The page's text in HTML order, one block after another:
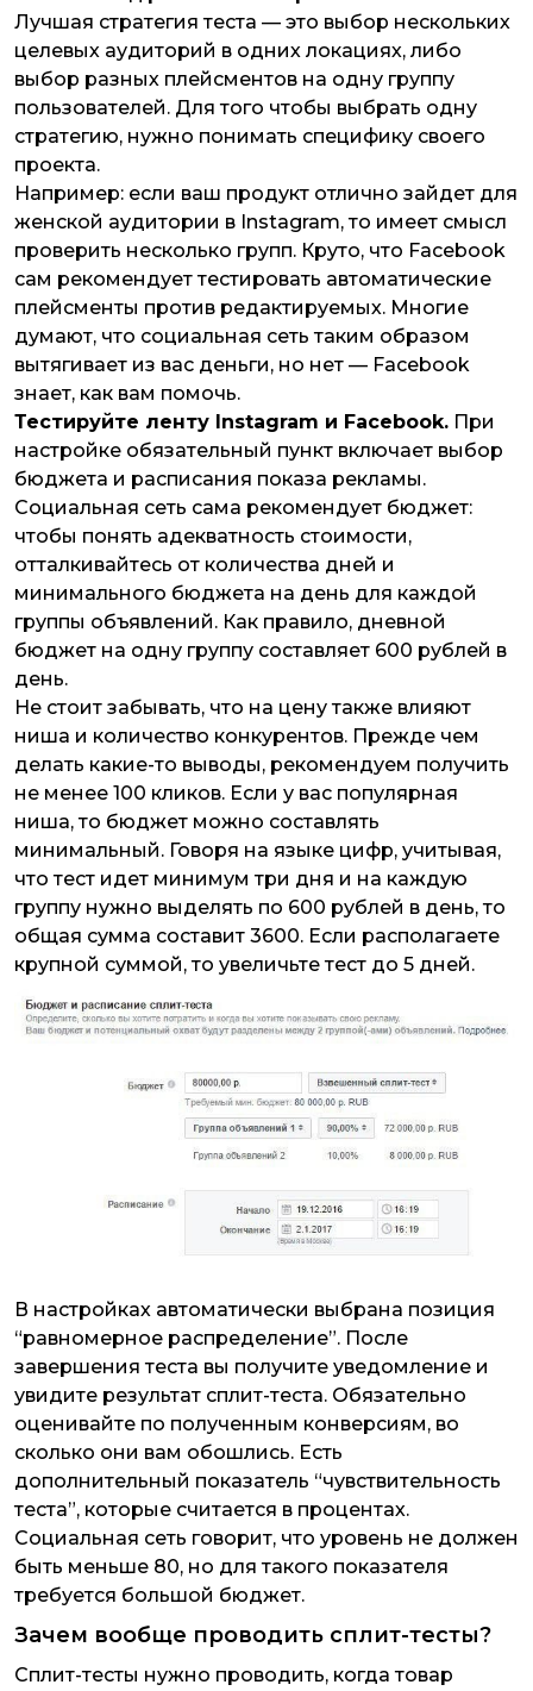
Лучшая стратегия теста — это выбор нескольких
целевых аудиторий в одних локациях, либо
выбор разных плейсментов на одну группу
пользователей. Для того чтобы выбрать одну
стратегию, нужно понимать специфику своего
проекта.
Например: если ваш продукт отлично зайдет для
женской аудитории в Instagram, то имеет смысл
проверить несколько групп. Круто, что Facebook
сам рекомендует тестировать автоматические
плейсменты против редактируемых. Многие
думают, что социальная сеть таким образом
вытягивает из вас деньги, но нет — Facebook
знает, как вам помочь.
Тестируйте ленту Instagram и Facebook. При
настройке обязательный пункт включает выбор
бюджета и расписания показа рекламы.
Социальная сеть сама рекомендует бюджет:
чтобы понять адекватность стоимости,
отталкивайтесь от количества дней и
минимального бюджета на день для каждой
группы объявлений. Как правило, дневной
бюджет на одну группу составляет 600 рублей в
день.
Не стоит забывать, что на цену также влияют
ниша и количество конкурентов. Прежде чем
делать какие-то выводы, рекомендуем получить
не менее 100 кликов. Если у вас популярная
ниша, то бюджет можно составлять
минимальный. Говоря на языке цифр, учитывая,
что тест идет минимум три дня и на каждую
группу нужно выделять по 600 рублей в день, то
общая сумма составит 3600. Если располагаете
крупной суммой, то увеличьте тест до 5 дней.
В настройках автоматически выбрана позиция
“равномерное распределение”. После
завершения теста вы получите уведомление и
увидите результат сплит-теста. Обязательно
оценивайте по полученным конверсиям, во
сколько они вам обошлись. Есть
дополнительный показатель “чувствительность
теста”, которые считается в процентах.
Социальная сеть говорит, что уровень не должен
быть меньше 80, но для такого показателя
требуется большой бюджет.
Зачем вообще проводить сплит-тесты?
Сплит-тесты нужно проводить, когда товар